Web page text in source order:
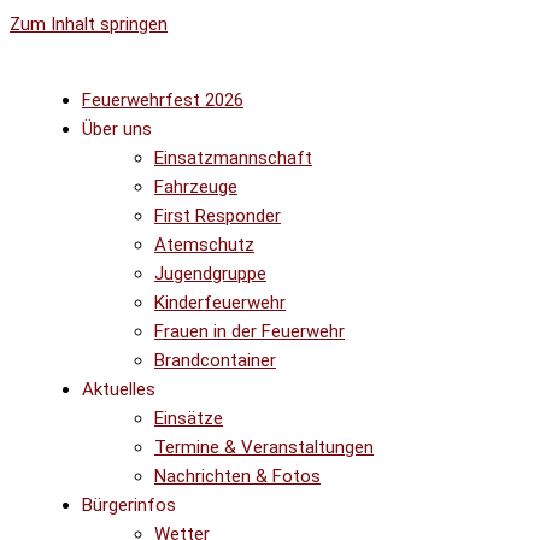
Zum Inhalt springen
Feuerwehrfest 2026
Über uns
Einsatzmannschaft
Fahrzeuge
First Responder
Atemschutz
Jugendgruppe
Kinderfeuerwehr
Frauen in der Feuerwehr
Brandcontainer
Aktuelles
Einsätze
Termine & Veranstaltungen
Nachrichten & Fotos
Bürgerinfos
Wetter